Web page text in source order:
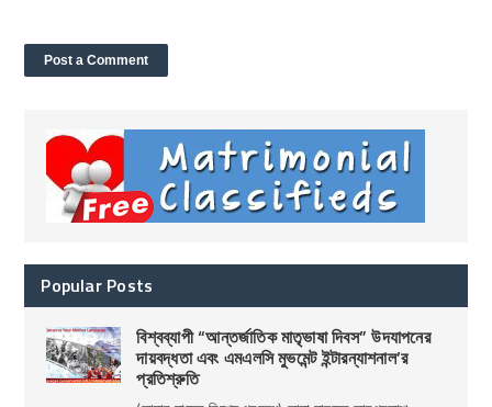
Popular Posts
বিশ্বব্যাপী “আন্তর্জাতিক মাতৃভাষা দিবস” উদযাপনের
দায়বদ্ধতা এবং এমএলসি মুভমেন্ট ইন্টারন্যাশনাল’র
প্রতিশ্রুতি